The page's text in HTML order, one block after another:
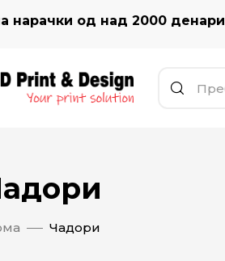
нарачки од над 2000 денари
Чадори